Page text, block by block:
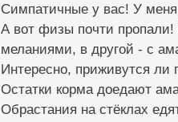
Симпатичные у вас! У
А вот физы почти
меланиями, в другой - с
Интересно, приживутся ли
Остатки корма доедают
Обрастания на стёклах